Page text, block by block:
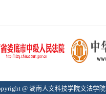
@ 湖南人文科技学院文法学院